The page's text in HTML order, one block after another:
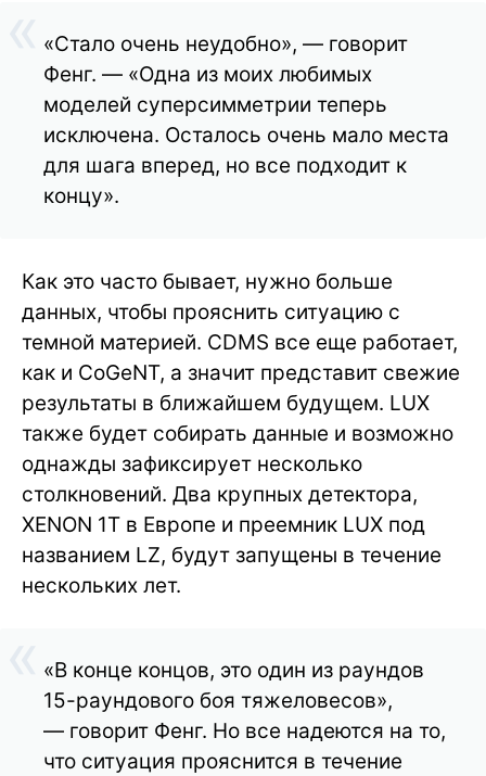
«Стало очень неудобно», — говорит
Фенг. — «Одна из моих любимых
моделей суперсимметрии теперь
исключена. Осталось очень мало места
для шага вперед, но все подходит к
концу».
Как это часто бывает, нужно больше
данных, чтобы прояснить ситуацию с
темной материей. CDMS все еще работает,
как и CoGeNT, а значит представит свежие
результаты в ближайшем будущем. LUX
также будет собирать данные и возможно
однажды зафиксирует несколько
столкновений. Два крупных детектора,
XENON 1T в Европе и преемник LUX под
названием LZ, будут запущены в течение
нескольких лет.
«В конце концов, это один из раундов
15-раундового боя тяжеловесов»,
— говорит Фенг. Но все надеются на то,
что ситуация прояснится в течение